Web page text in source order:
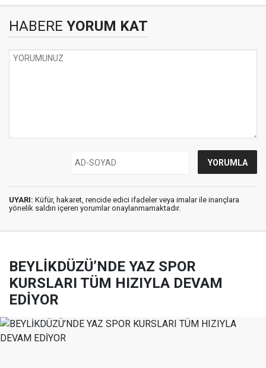
HABERE YORUM KAT
UYARI: Küfür, hakaret, rencide edici ifadeler veya imalar ile inançlara
yönelik saldırı içeren yorumlar onaylanmamaktadır.
BEYLİKDÜZÜ’NDE YAZ SPOR
KURSLARI TÜM HIZIYLA DEVAM
EDİYOR